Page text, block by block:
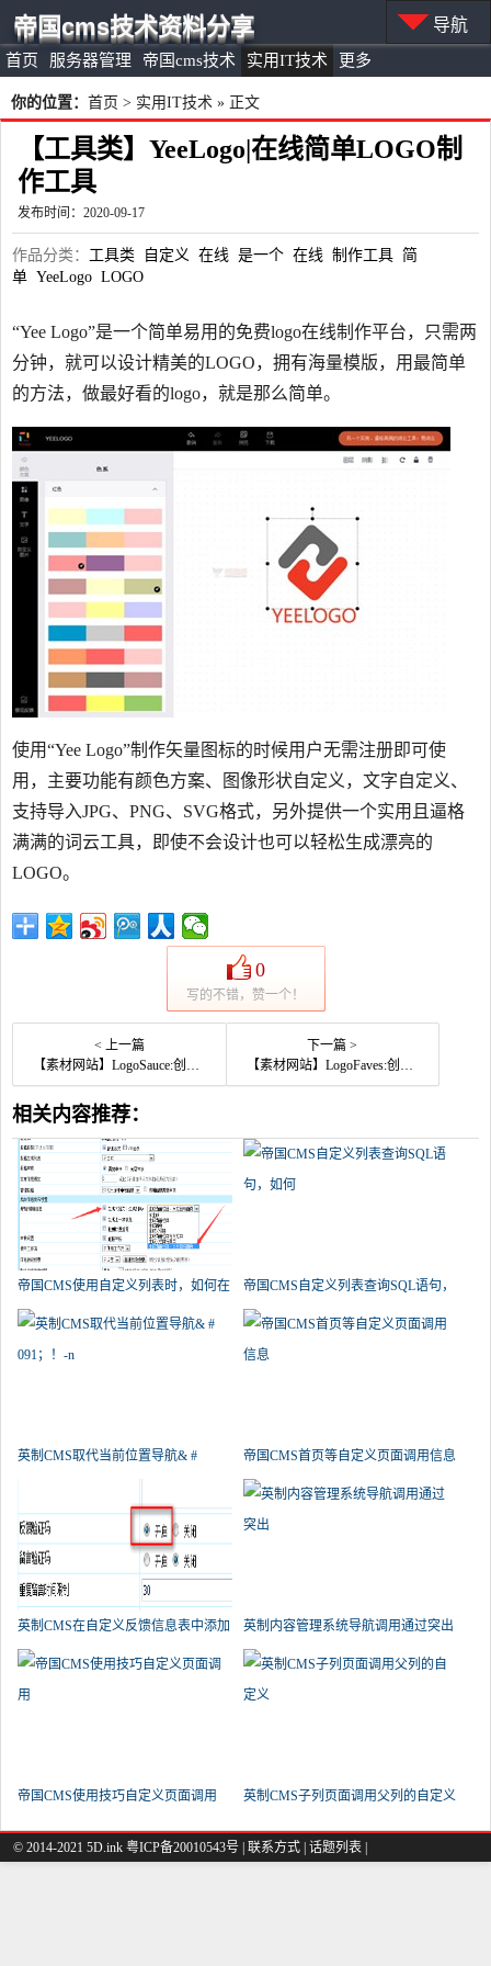
首页 服务器管理 帝国cms技术 实用IT技术 更多
帝国cms技术资料分享 导航
你的位置： 首页 > 实用IT技术 » 正文
【工具类】YeeLogo|在线简单LOGO制
作工具
发布时间：2020-09-17
作品分类： 工具类 自定义 在线 是一个 在线 制作工具 简
单 YeeLogo LOGO
“Yee Logo”是一个简单易用的免费logo在线制作平台，只需两
分钟，就可以设计精美的LOGO，拥有海量模版，用最简单
的方法，做最好看的logo，就是那么简单。
使用“Yee Logo”制作矢量图标的时候用户无需注册即可使
用，主要功能有颜色方案、图像形状自定义，文字自定义、
支持导入JPG、PNG、SVG格式，另外提供一个实用且逼格
满满的词云工具，即使不会设计也可以轻松生成漂亮的
LOGO。
0
写的不错，赞一个！
< 上一篇
【素材网站】LogoSauce:创意LOGO交流分享社区
下一篇 >
【素材网站】LogoFaves:创意LOGO收藏者分享网
相关内容推荐：
帝国CMS使用自定义列表时，如何在
栏
帝国CMS自定义列表查询SQL语句，
如何
英制CMS取代当前位置导航& #
帝国CMS首页等自定义页面调用信息
英制CMS在自定义反馈信息表中添加 英制内容管理系统导航调用通过突出
帝国CMS使用技巧自定义页面调用 英制CMS子列页面调用父列的自定义
© 2014-2021 5D.ink 粤ICP备20010543号 联系方式 话题列表